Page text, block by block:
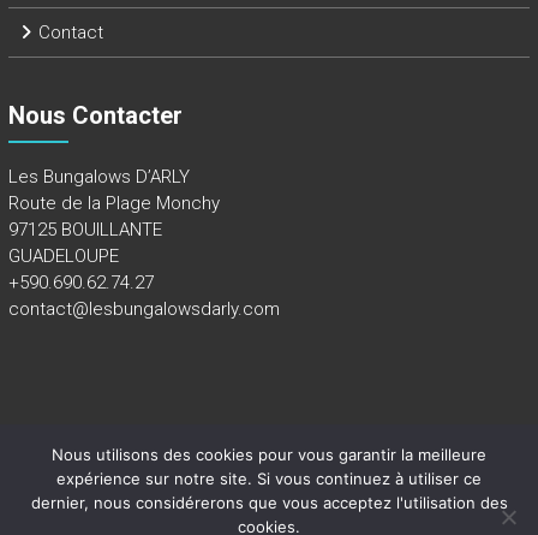
Contact
Nous Contacter
Les Bungalows D’ARLY
Route de la Plage Monchy
97125 BOUILLANTE
GUADELOUPE
+590.690.62.74.27
contact@lesbungalowsdarly.com
Copyright 2018 - Tous droits réservés -Mentions légales
Nous utilisons des cookies pour vous garantir la meilleure
expérience sur notre site. Si vous continuez à utiliser ce
dernier, nous considérerons que vous acceptez l'utilisation des
cookies.